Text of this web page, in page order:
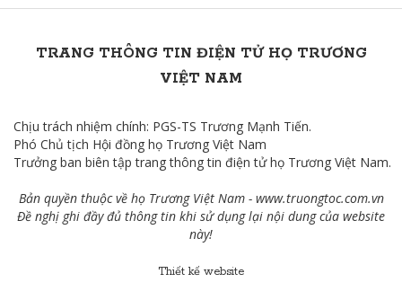
TRANG THÔNG TIN ĐIỆN TỬ HỌ TRƯƠNG
VIỆT NAM
Chịu trách nhiệm chính: PGS-TS Trương Mạnh Tiến.
Phó Chủ tịch Hội đồng họ Trương Việt Nam
Trưởng ban biên tập trang thông tin điện tử họ Trương Việt Nam.
Bản quyền thuộc về họ Trương Việt Nam - www.truongtoc.com.vn
Đề nghị ghi đầy đủ thông tin khi sử dụng lại nội dung của website
này!
Thiết kế website